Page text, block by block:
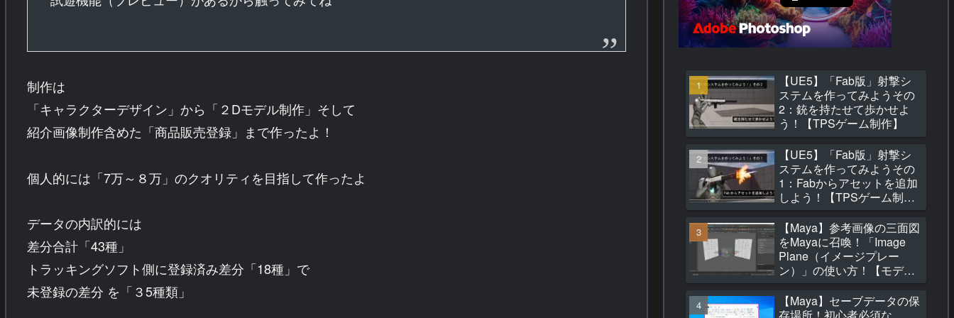
制作は
「キャラクターデザイン」から「２Dモデル制作」そして
紹介画像制作含めた「商品販売登録」まで作ったよ！
個人的には「7万～８万」のクオリティを目指して作ったよ
データの内訳的には
差分合計「43種」
トラッキングソフト側に登録済み差分「18種」で
未登録の差分 を「３5種類」
【UE5】「Fab版」射撃シ
ステムを作ってみようその
2：銃を持たせて歩かせよ
う！【TPSゲーム制作】
【UE5】「Fab版」射撃シ
ステムを作ってみようその
1：Fabからアセットを追加
しよう！【TPSゲーム制
作】
【Maya】参考画像の三面図
をMayaに召喚！「Image
Plane（イメージプレー
ン）」の使い方！【モデリ
ング】
【Maya】セーブデータの保